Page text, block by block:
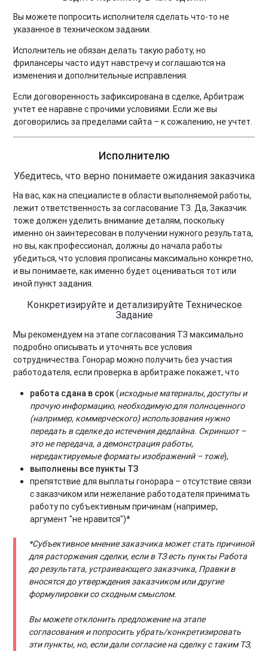
Вы можете попросить исполнителя сделать что-то не
указанное в техническом задании.
Исполнитель не обязан делать такую работу, но
фрилансеры часто идут навстречу и соглашаются на
изменения и дополнительные исправления.
Если договоренность зафиксирована в сделке, Арбитраж
учтет ее наравне с прочими условиями. Если же вы
договорились за пределами сайта – к сожалению, не учтет.
Исполнителю
Убедитесь, что верно понимаете ожидания заказчика
На вас, как на специалисте в области выполняемой работы,
лежит ответственность за согласование ТЗ. Да, Заказчик
тоже должен уделить внимание деталям, поскольку
именно он заинтересован в получении нужного результата,
но вы, как профессионал, должны до начала работы
убедиться, что условия прописаны максимально конкретно,
и вы понимаете, как именно будет оцениваться тот или
иной пункт задания.
Конкретизируйте и детализируйте Техническое
Задание
Мы рекомендуем на этапе согласования ТЗ максимально
подробно описывать и уточнять все условия
сотрудничества. Гонорар можно получить без участия
работодателя, если проверка в арбитраже покажет, что
работа сдана в срок(исходные материалы, доступы и
прочую информацию, необходимую для полноценного
(например, коммерческого) использования нужно
передать в сделке до истечения дедлайна. Скриншот –
это не передача, а демонстрация работы,
нередактируемые форматы изображений – тоже),
выполнены все пункты ТЗ
препятствие для выплаты гонорара – отсутствие связи
с заказчиком или нежелание работодателя принимать
работу по субъективным причинам (например,
аргумент "не нравится")*
*Субъективное мнение заказчика может стать причиной
для расторжения сделки, если в ТЗ есть пункты Работа
до результата, устраивающего заказчика, Правки в
вносятся до утверждения заказчиком или другие
формулировки со сходным смыслом.
Вы можете отклонить предложение на этапе
согласования и попросить убрать/конкретизировать
эти пункты, но, если дали согласие на сделку с таким ТЗ,